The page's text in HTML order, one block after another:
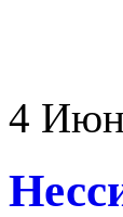
4